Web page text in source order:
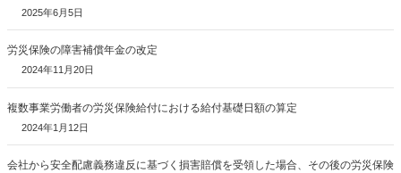
2025年6月5日
労災保険の障害補償年金の改定
2024年11月20日
複数事業労働者の労災保険給付における給付基礎日額の算定
2024年1月12日
会社から安全配慮義務違反に基づく損害賠償を受領した場合、その後の労災保険